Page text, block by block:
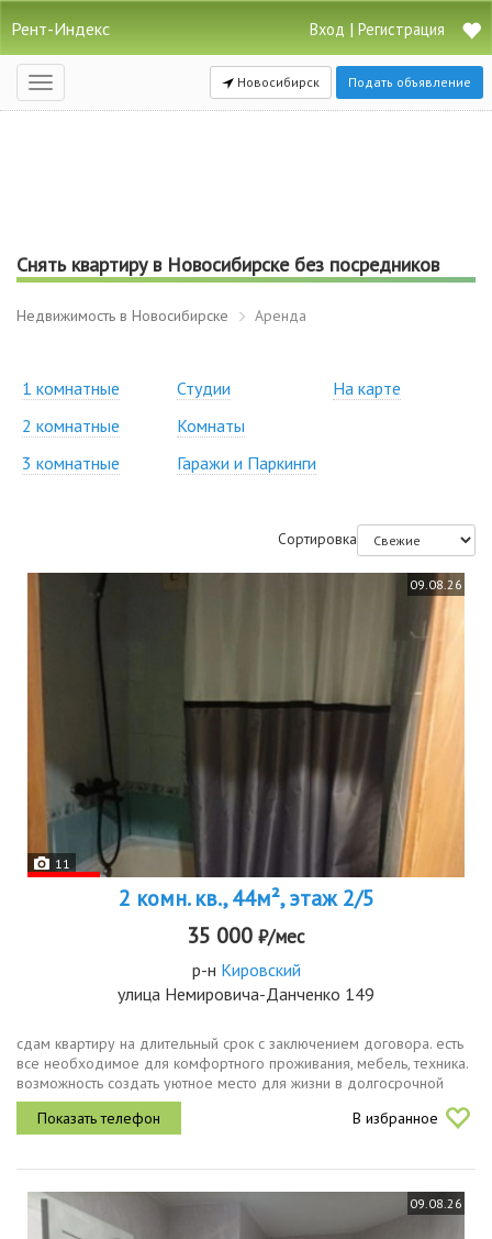
Рент-Индекс Вход | Регистрация
Открыть
навигацию
Новосибирск Подать объявление
Снять квартиру в Новосибирске без посредников
Недвижимость в Новосибирске Аренда
1 комнатные
2 комнатные
3 комнатные
Студии
Комнаты
Гаражи и Паркинги
На карте
Сортировка
09.08.26
11
2 комн. кв., 44м², этаж 2/5
35 000 ₽/мес
р-н Кировский
улица Немировича-Данченко 149
сдам квартиру на длительный срок с заключением договора. есть
все необходимое для комфортного проживания, мебель, техника.
возможность создать уютное место для жизни в долгосрочной
перспективе. отличная транспортная развязка, остановка в двух...
В избранное
09.08.26